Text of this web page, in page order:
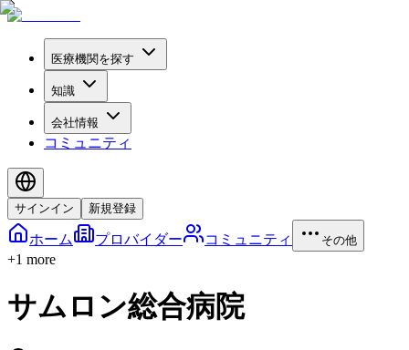
医療機関を探す
知識
会社情報
コミュニティ
サインイン 新規登録
ホーム プロバイダー コミュニティ その他
+1 more
サムロン総合病院